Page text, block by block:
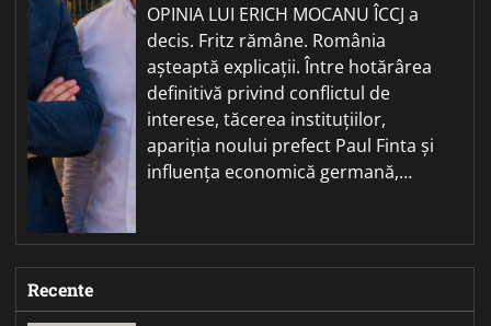
OPINIA LUI ERICH MOCANU ÎCCJ a
decis. Fritz rămâne. România
așteaptă explicații. Între hotărârea
definitivă privind conflictul de
interese, tăcerea instituțiilor,
apariția noului prefect Paul Finta și
influența economică germană,…
Recente